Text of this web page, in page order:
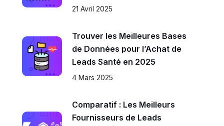
21 Avril 2025
4 Mars 2025
Trouver les Meilleures Bases
de Données pour l’Achat de
Leads Santé en 2025
Comparatif : Les Meilleurs
Fournisseurs de Leads